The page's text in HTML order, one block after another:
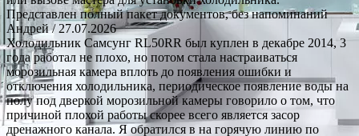
Представлен полный пакет документов, без напоминаний
Андрей/ 27.07.2026
Холодильник Самсунг RL50RR был куплен в декабре 2014, 3
года работал не плохо, но потом стала настраиваться
морозильная камера вплоть до появления ошибки и
отключения холодильника, периодическое появление воды на
полу под дверкой морозильной камеры говорило о том, что
причиной плохой работы скорее всего является засор
дренажного канала. Я обратился в на горячую линию по